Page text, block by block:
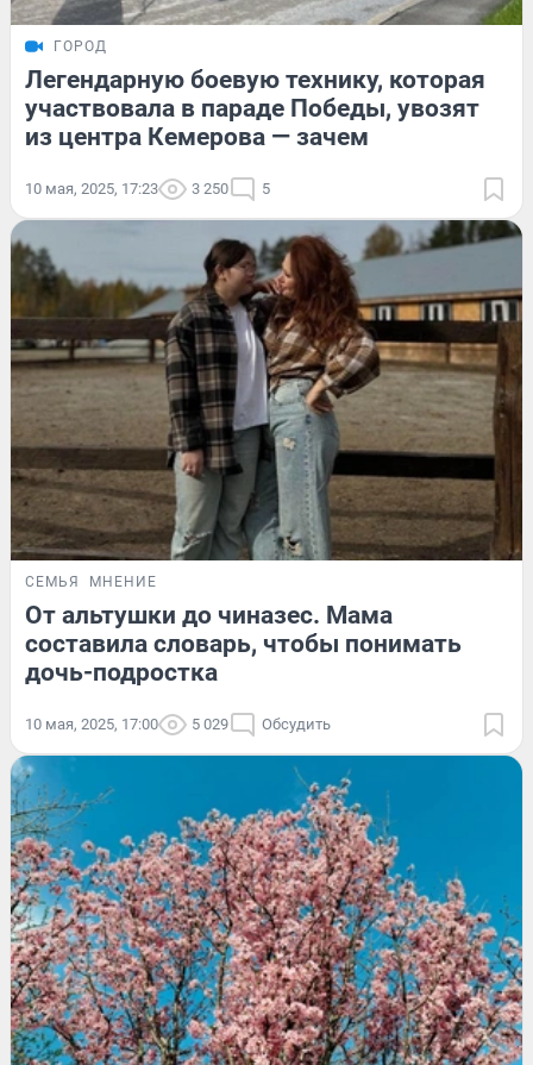
ГОРОД
Легендарную боевую технику, которая
участвовала в параде Победы, увозят
из центра Кемерова — зачем
10 мая, 2025, 17:23 3 250 5
СЕМЬЯ МНЕНИЕ
От альтушки до чиназес. Мама
составила словарь, чтобы понимать
дочь-подростка
10 мая, 2025, 17:00 5 029 Обсудить